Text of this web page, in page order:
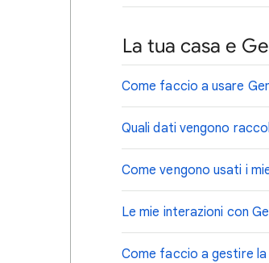
La tua casa e
Come faccio a usare
Quali dati vengono
Come vengono usati i
Le mie interazioni con
Come faccio a gestire la